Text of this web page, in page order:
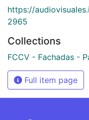
https://
2965
Collections
FCCV - Fachadas -
Full item page